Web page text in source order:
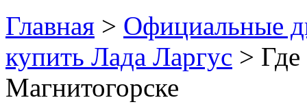
Главная > Официальные
купить Лада Ларгус >
Магнитогорске